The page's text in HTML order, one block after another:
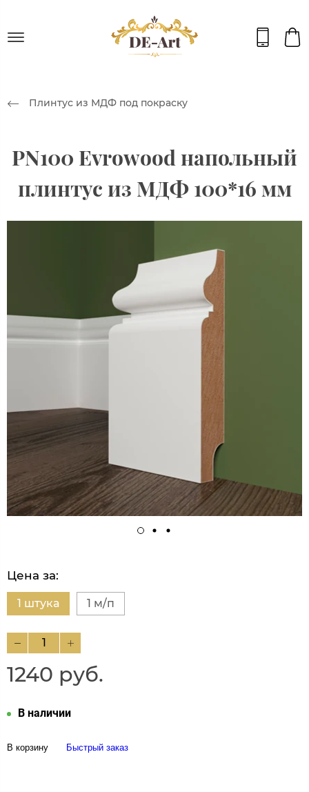
Плинтус из МДФ под покраску
PN100 Evrowood напольный
плинтус из МДФ 100*16 мм
Цена за:
1 штука 1 м/п
1240 руб.
В наличии
В корзину Быстрый заказ